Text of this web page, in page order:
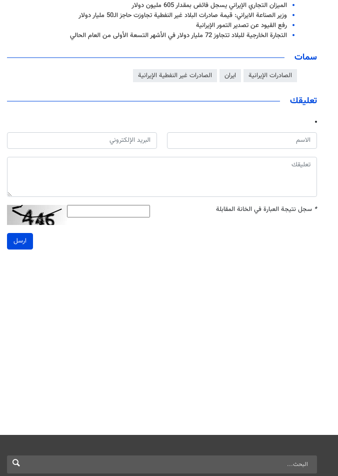
الميزان التجاري الإيراني يسجل فائض بمقدار 605 مليون دولار
وزير الصناعة الايراني: قيمة صادرات البلاد غير النفطية تجاوزت حاجز الـ50 مليار دولار
رفع القيود عن تصدير التمور الإيرانية
التجارة الخارجية للبلاد تتجاوز 72 مليار دولار في الأشهر التسعة الأولى من العام الحالي
سمات
الصادرات الإيرانية ايران الصادرات غير النفطية الإيرانية
تعليقك
* سجل نتيجة العبارة في الخانة المقابلة
ارسل